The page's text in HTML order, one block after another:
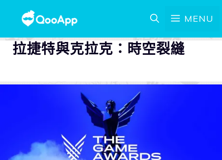
MENU
拉捷特與克拉克：時空裂縫